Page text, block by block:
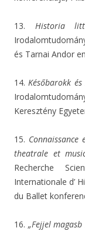
13. Historia
és Tarnai Andor
14.Későbarokk
Keresztény
15.
theatrale et
Recherche
Internationale d’
du Ballet
16. „Fejjel